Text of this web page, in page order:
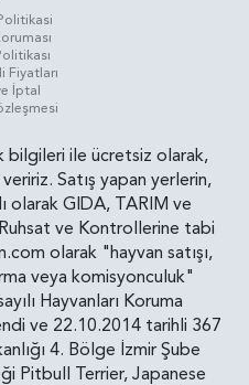
Fiyatları
İptal
bilgileri ile ücretsiz olarak,
Satış yapan yerlerin,
olarak GIDA, TARIM ve
ve Kontrollerine tabi
olarak "hayvan satışı,
veya komisyonculuk"
Hayvanları Koruma
ve 22.10.2014 tarihli 367
4. Bölge İzmir Şube
Pitbull Terrier, Japanese